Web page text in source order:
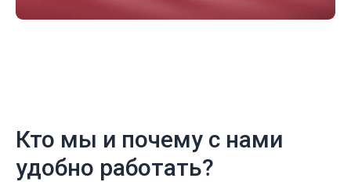
Кто мы и почему с нами
удобно работать?